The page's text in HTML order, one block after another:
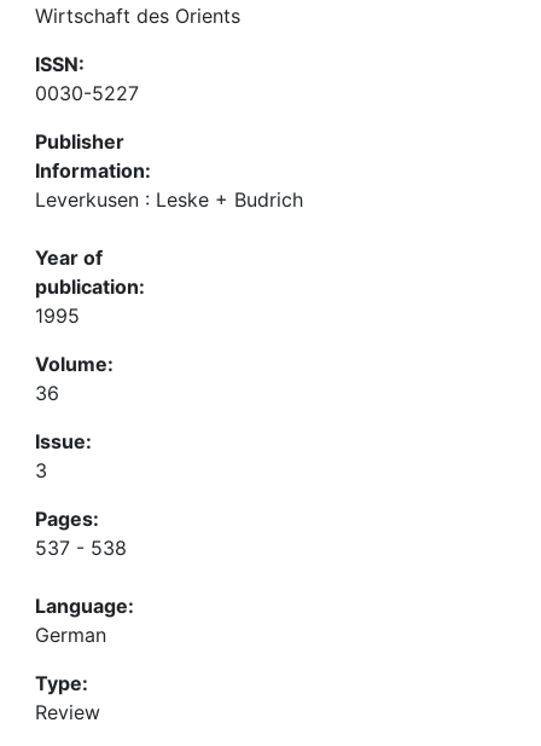
Wirtschaft des Orients
ISSN:
0030-5227
Publisher
Information:
Leverkusen : Leske + Budrich
Year of
publication:
1995
Volume:
36
Issue:
3
Pages:
537 - 538
Language:
German
Type:
Review